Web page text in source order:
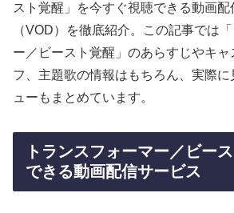
スト覚醒」を今すぐ視聴できる動画配
（VOD）を徹底紹介。この記事では
ー／ビースト覚醒」のあらすじやキ
フ、主題歌の情報はもちろん、実際
ューもまとめています。
トランスフォーマー／ビー
できる動画配信サービス